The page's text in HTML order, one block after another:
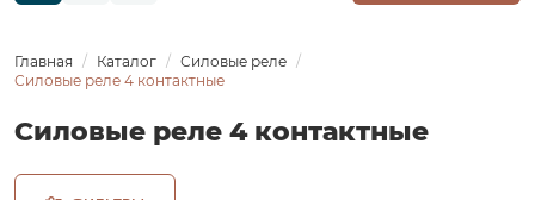
Главная Каталог
Силовые реле
Силовые реле 4 контактные
Силовые реле 4 контактные